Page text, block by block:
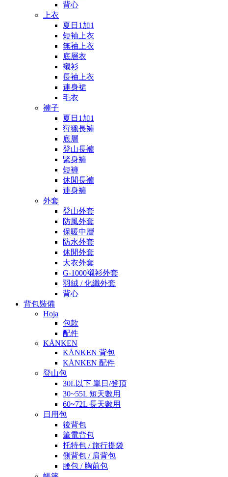
背心
上衣
夏日1加1
短袖上衣
無袖上衣
底層衣
襯衫
長袖上衣
連身裙
毛衣
褲子
夏日1加1
狩獵長褲
底層
登山長褲
緊身褲
短褲
休閒長褲
連身褲
外套
登山外套
防風外套
保暖中層
防水外套
休閒外套
大衣外套
G-1000襯衫外套
羽絨 / 化纖外套
背心
背包裝備
Hoja
包款
配件
KÅNKEN
KÅNKEN 背包
KÅNKEN 配件
登山包
30L以下 單日/登頂
30~55L 短天數用
60~72L 長天數用
日用包
後背包
筆電背包
托特包 / 旅行提袋
側背包 / 肩背包
腰包 / 胸前包